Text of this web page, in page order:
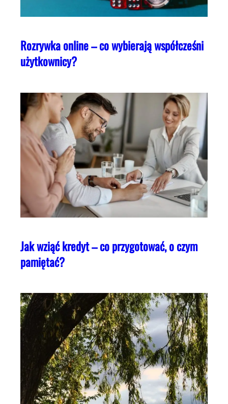
Rozrywka online – co wybierają współcześni
użytkownicy?
Jak wziąć kredyt – co przygotować, o czym
pamiętać?